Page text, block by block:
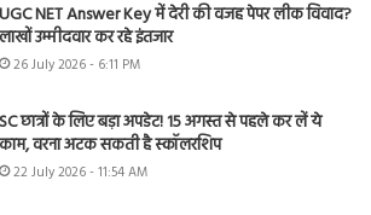
UGC NET Answer Key में देरी की वजह पेपर लीक विवाद?
लाखों उम्मीदवार कर रहे इंतजार
26 July 2026 - 6:11 PM
SC छात्रों के लिए बड़ा अपडेट! 15 अगस्त से पहले कर लें ये
काम, वरना अटक सकती है स्कॉलरशिप
22 July 2026 - 11:54 AM